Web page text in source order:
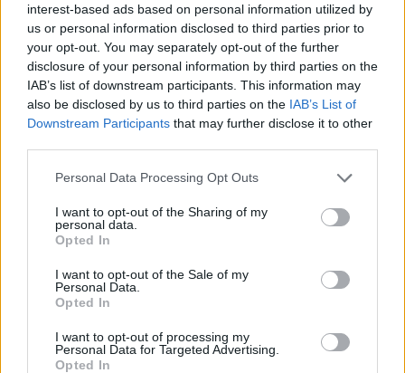
interest-based ads based on personal information utilized by
us or personal information disclosed to third parties prior to
your opt-out. You may separately opt-out of the further
disclosure of your personal information by third parties on the
IAB’s list of downstream participants. This information may
also be disclosed by us to third parties on the IAB’s List of
Downstream Participants that may further disclose it to other
Personal Data Processing Opt Outs
I want to opt-out of the Sharing of my
personal data.
Opted In
I want to opt-out of the Sale of my
Personal Data.
Opted In
I want to opt-out of processing my
Personal Data for Targeted Advertising.
Opted In
Kapkodhatják a fejüket a befektetők a héten,
mivel teljes gőzzel beindul a harmadik
negyedéves jelentési szezon az Egyesült
Államokban. Elsősorban a bankok és a
technológiai szektor képviselői lesznek a
szezon az Egyesült Államokban. Szokás szerint az Alcoa
kezdte a sort az amerikai blue chipek közül. Az
alumíniumgyártó cég, aminek negyedéves gyorsjelentését
jelzésértékűnek tekintik a befektetők az egész szezonra
nézve, a vártnál kedvezőbb számokat közölt és a kilátások
sem okoztak csalódást. De még csak most...